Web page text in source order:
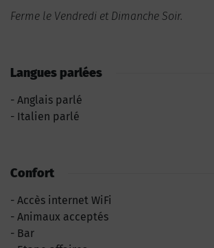
Ferme le Vendredi et Dimanche Soir.
Langues parlées
Anglais parlé
Italien parlé
Confort
Accès internet WiFi
Animaux acceptés
Bar